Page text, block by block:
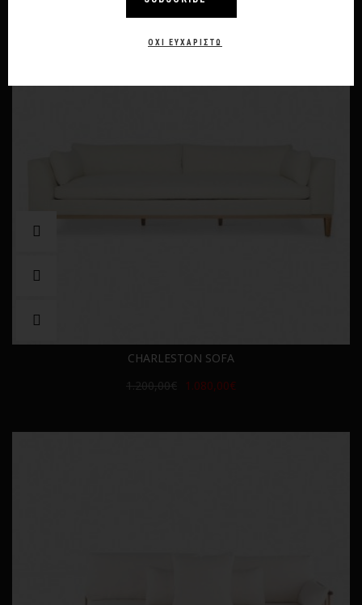
ΌΧΙ ΕΥΧΑΡΙΣΤΏ
CHARLESTON SOFA
1.200,00€
1.080,00€